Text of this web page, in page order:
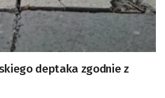
deptaka zgodnie z